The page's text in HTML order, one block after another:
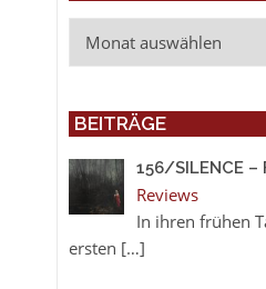
BEITRÄGE
156/SILENCE
Reviews
In ihren frühen
ersten […]